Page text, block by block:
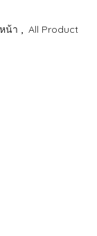
น้า All Product